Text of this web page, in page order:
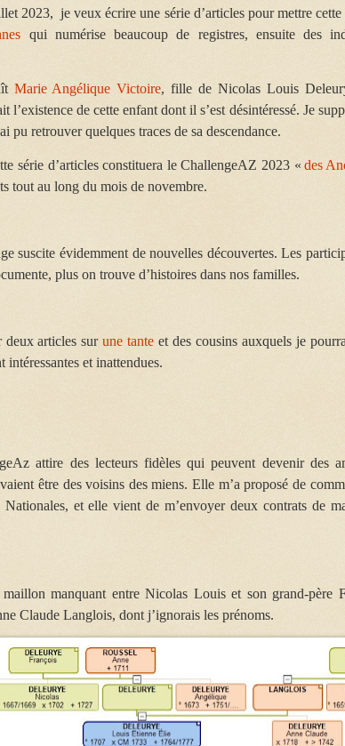
2023, je veux écrire une série d’articles pour mettre
qui numérise beaucoup de registres, ensuite des
Marie Angélique Victoire, fille de Nicolas Louis
l’existence de cette enfant dont il s’est désintéressé. Je
pu retrouver quelques traces de sa descendance.
série d’articles constituera le ChallengeAZ 2023 « des
tout au long du mois de novembre.
suscite évidemment de nouvelles découvertes. Les
plus on trouve d’histoires dans nos familles.
deux articles surune tante et des cousins auxquels je
intéressantes et inattendues.
attire des lecteurs fidèles qui peuvent devenir des
être des voisins des miens. Elle m’a proposé de
et elle vient de m’envoyer deux contrats de
manquant entre Nicolas Louis et son grand-père
Claude Langlois, dont j’ignorais les prénoms.